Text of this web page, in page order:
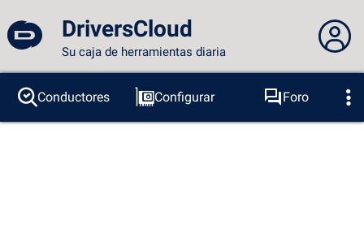
DriversCloud
Su caja de herramientas diaria
No estás conectado...
Acceder al sitio
Conductores Configurar
Foro
Sondas
BSOD Herramientas